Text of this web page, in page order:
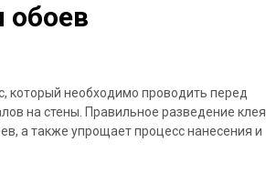
обоев
который необходимо проводить перед
на стены. Правильное разведение клея
а также упрощает процесс нанесения и